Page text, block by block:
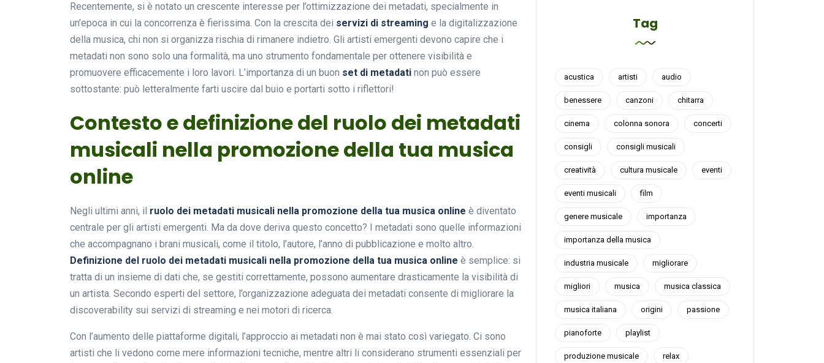
Recentemente, si è notato un crescente interesse per l’ottimizzazione dei metadati, specialmente in
un’epoca in cui la concorrenza è fierissima. Con la crescita dei servizi di streaming e la digitalizzazione
della musica, chi non si organizza rischia di rimanere indietro. Gli artisti emergenti devono capire che i
metadati non sono solo una formalità, ma uno strumento fondamentale per ottenere visibilità e
promuovere efficacemente i loro lavori. L’importanza di un buon set di metadati non può essere
sottostante: può letteralmente farti uscire dal buio e portarti sotto i riflettori!
Contesto e definizione del ruolo dei metadati
musicali nella promozione della tua musica
online
Negli ultimi anni, il ruolo dei metadati musicali nella promozione della tua musica online è diventato
centrale per gli artisti emergenti. Ma da dove deriva questo concetto? I metadati sono quelle informazioni
che accompagnano i brani musicali, come il titolo, l’autore, l’anno di pubblicazione e molto altro.
Definizione del ruolo dei metadati musicali nella promozione della tua musica online è semplice: si
tratta di un insieme di dati che, se gestiti correttamente, possono aumentare drasticamente la visibilità di
un artista. Secondo esperti del settore, l’organizzazione adeguata dei metadati consente di migliorare la
discoverability sui servizi di streaming e nei motori di ricerca.
Con l’aumento delle piattaforme digitali, l’approccio ai metadati non è mai stato così variegato. Ci sono
artisti che li vedono come mere informazioni tecniche, mentre altri li considerano strumenti essenziali per
Tag
acustica artisti audio
benessere canzoni chitarra
cinema colonna sonora concerti
consigli consigli musicali
creatività cultura musicale eventi
eventi musicali film
genere musicale importanza
importanza della musica
industria musicale migliorare
migliori musica musica classica
musica italiana origini passione
pianoforte playlist
produzione musicale relax